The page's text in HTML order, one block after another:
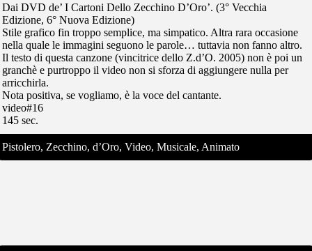
Dai DVD de’ I Cartoni Dello Zecchino D’Oro’. (3° Vecchia
Edizione, 6° Nuova Edizione)
Stile grafico fin troppo semplice, ma simpatico. Altra rara occasione
nella quale le immagini seguono le parole… tuttavia non fanno altro.
Il testo di questa canzone (vincitrice dello Z.d’O. 2005) non è poi un
granchè e purtroppo il video non si sforza di aggiungere nulla per
arricchirla.
Nota positiva, se vogliamo, è la voce del cantante.
video#16
145 sec.
Pistolero, Zecchino, d’Oro, Video, Musicale, Animato